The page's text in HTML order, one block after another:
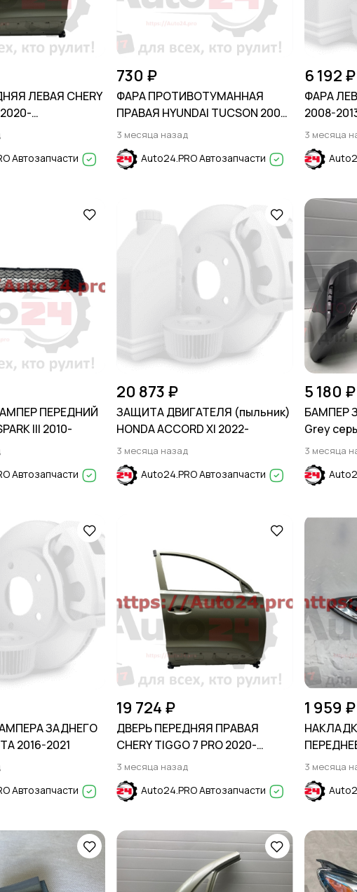
ЛЕВАЯ CHERY
2020-
Автозапчасти
730 ₽
ФАРА ПРОТИВОТУМАННАЯ
ПРАВАЯ HYUNDAI TUCSON 2004-
2009
3 месяца назад
Auto24.PRO Автозапчасти
6 192 ₽
ФАРА
2008-
3 месяца
ПЕРЕДНИЙ
III 2010-
Автозапчасти
20 873 ₽
ЗАЩИТА ДВИГАТЕЛЯ (пыльник)
HONDA ACCORD XI 2022-
3 месяца назад
Auto24.PRO Автозапчасти
5 180 ₽
БАМПЕР
Grey
3 месяца
ЗАДНЕГО
2016-2021
Автозапчасти
19 724 ₽
ДВЕРЬ ПЕРЕДНЯЯ ПРАВАЯ
CHERY TIGGO 7 PRO 2020-
T18/T1A/T1E/T1D
3 месяца назад
Auto24.PRO Автозапчасти
1 959 ₽
2016- /
3 месяца